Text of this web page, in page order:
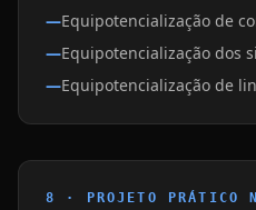
Equipotencialização de
Equipotencialização dos
Equipotencialização de
8 · PROJETO PRÁTICO